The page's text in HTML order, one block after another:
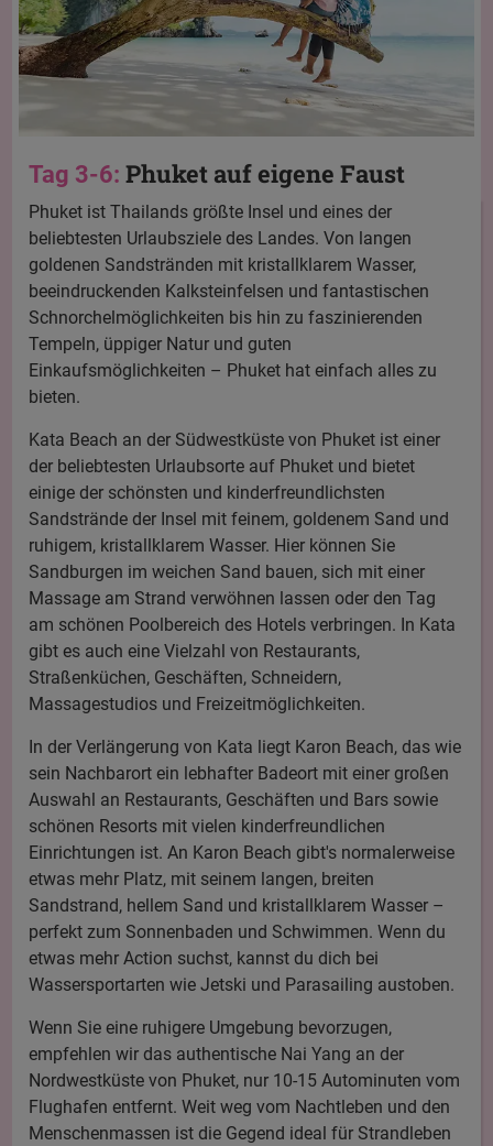
Tag 3-6:Phuket auf eigene Faust
Phuket ist Thailands größte Insel und eines der
beliebtesten Urlaubsziele des Landes. Von langen
goldenen Sandstränden mit kristallklarem Wasser,
beeindruckenden Kalksteinfelsen und fantastischen
Schnorchelmöglichkeiten bis hin zu faszinierenden
Tempeln, üppiger Natur und guten
Einkaufsmöglichkeiten – Phuket hat einfach alles zu
bieten.
Kata Beach an der Südwestküste von Phuket ist einer
der beliebtesten Urlaubsorte auf Phuket und bietet
einige der schönsten und kinderfreundlichsten
Sandstrände der Insel mit feinem, goldenem Sand und
ruhigem, kristallklarem Wasser. Hier können Sie
Sandburgen im weichen Sand bauen, sich mit einer
Massage am Strand verwöhnen lassen oder den Tag
am schönen Poolbereich des Hotels verbringen. In Kata
gibt es auch eine Vielzahl von Restaurants,
Straßenküchen, Geschäften, Schneidern,
Massagestudios und Freizeitmöglichkeiten.
In der Verlängerung von Kata liegt Karon Beach, das wie
sein Nachbarort ein lebhafter Badeort mit einer großen
Auswahl an Restaurants, Geschäften und Bars sowie
schönen Resorts mit vielen kinderfreundlichen
Einrichtungen ist. An Karon Beach gibt's normalerweise
etwas mehr Platz, mit seinem langen, breiten
Sandstrand, hellem Sand und kristallklarem Wasser –
perfekt zum Sonnenbaden und Schwimmen. Wenn du
etwas mehr Action suchst, kannst du dich bei
Wassersportarten wie Jetski und Parasailing austoben.
Wenn Sie eine ruhigere Umgebung bevorzugen,
empfehlen wir das authentische Nai Yang an der
Nordwestküste von Phuket, nur 10-15 Autominuten vom
Flughafen entfernt. Weit weg vom Nachtleben und den
Menschenmassen ist die Gegend ideal für Strandleben